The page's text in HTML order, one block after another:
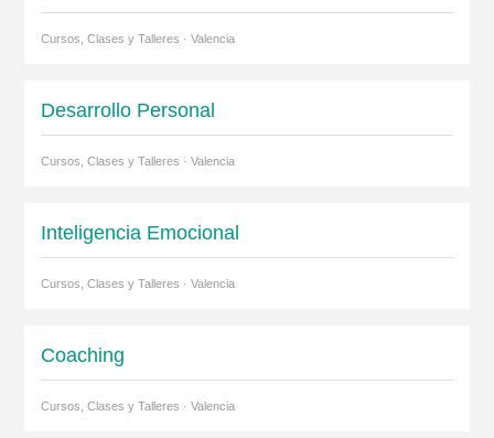
Cursos, Clases y Talleres · Valencia
Desarrollo Personal
Cursos, Clases y Talleres · Valencia
Inteligencia Emocional
Cursos, Clases y Talleres · Valencia
Coaching
Cursos, Clases y Talleres · Valencia